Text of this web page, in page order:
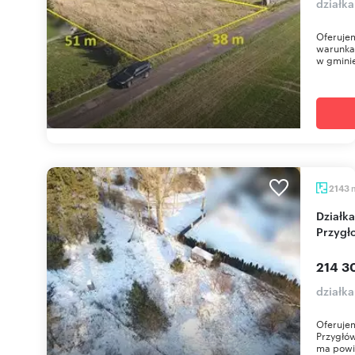
w
2143
Działka 2143 m² z warunkami zabudowy w
214
ma